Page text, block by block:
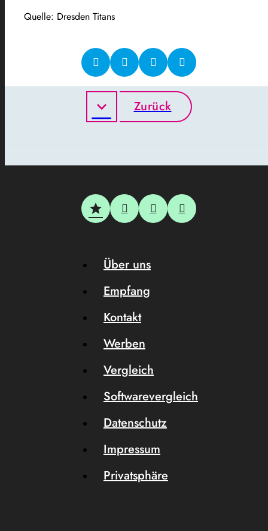
Quelle: Dresden Titans
Zurück
Über uns
Empfang
Kontakt
Werben
Vergleich
Softwarevergleich
Datenschutz
Impressum
Privatsphäre